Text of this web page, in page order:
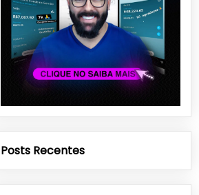
Posts Recentes